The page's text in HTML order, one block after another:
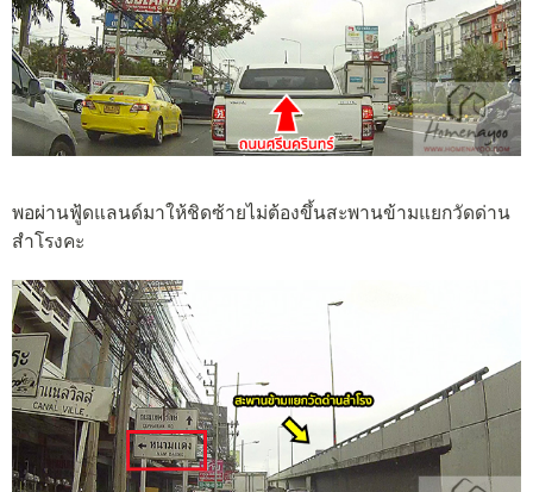
พอผ่านฟู้ดแลนด์มาให้ชิดซ้ายไม่ต้องขึ้นสะพานข้ามแยกวัดด่าน
สำโรงคะ